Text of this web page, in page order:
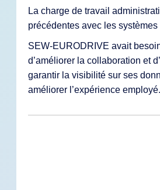
La charge de travail
précédentes avec les
SEW-EURODRIVE avait
d’améliorer la collaboration et
garantir la visibilité sur ses
améliorer l’expérience employé.